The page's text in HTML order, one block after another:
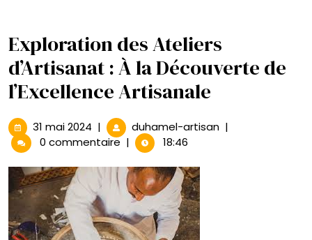
Exploration des Ateliers
d’Artisanat : À la Découverte de
l’Excellence Artisanale
31 mai 2024 31
mai
| duhamel-artisanExploration
|
0 commentaire | 18:46